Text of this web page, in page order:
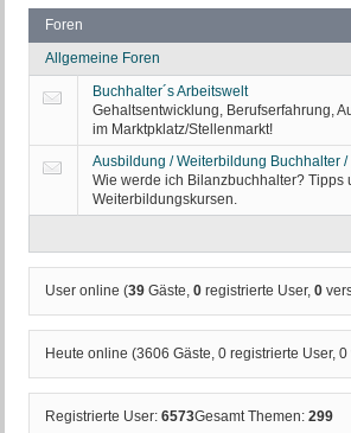
Foren
Allgemeine Foren
Buchhalter´s Arbeitswelt
Gehaltsentwicklung, Berufserfahrung,
im Marktpklatz/Stellenmarkt!
Ausbildung / Weiterbildung Buchhalter
Wie werde ich Bilanzbuchhalter? Tipps
Weiterbildungskursen.
User online (39Gäste, 0registrierte User, 0
Heute online (3606 Gäste, 0registrierte User, 0
Registrierte User: 6573Gesamt Themen: 299